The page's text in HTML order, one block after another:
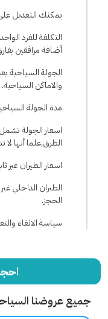
يمكنك التعديل
التكلفة للفرد
أضافة مرافقين
الجولة السياحية
والاماكن السياحية.
مدة الجولة السياحية 8 ساعات
اسعار الجولة
الطرق,علما أنها
اسعار الطيران غير
الطيران الداخلي
الحجز.
سياسة الالغاء
جميع عروضنا